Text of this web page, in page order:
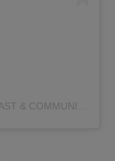
A post shared by FIX JE SHIT – PODCAST & COMMUNITY (@fixjeshit)